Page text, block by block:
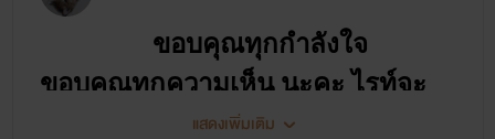
ขอบคุณทุกกำลังใจ
ขอบคุณทุกความเห็น นะคะ ไรท์จะ
พยายามปรับปรุงให้ดีขึ้นค่ะ ของคุณที่
แสดงเพิ่มเติม